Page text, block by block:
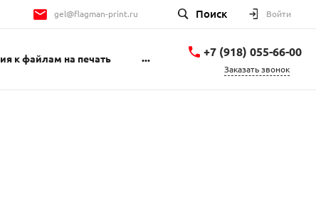
gel@flagman-print.ru Поиск Войти
к файлам на печать ... +7 (918) 055-66-00
Заказать звонок